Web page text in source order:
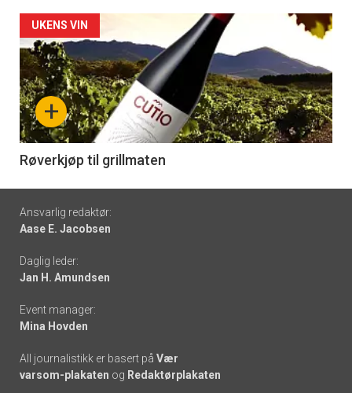
Forsiden
akkurat
nå
-
6
+
UKENS VIN
Røverkjøp til grillmaten
Footer
-
links
Ansvarlig redaktør:
Aase E. Jacobsen
Daglig leder:
Jan H. Amundsen
Event manager:
Mina Hovden
All journalistikk er basert på Vær
varsom-plakaten og Redaktørplakaten